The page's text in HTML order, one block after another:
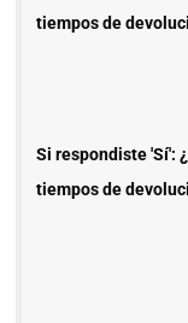
tiempos de
Si respondiste 'Sí':
tiempos de